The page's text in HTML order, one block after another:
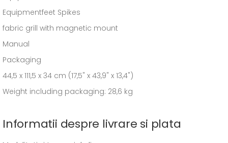
Equipmentfeet Spikes
fabric grill with magnetic mount
Manual
Packaging
44,5 x 111,5 x 34 cm (17,5" x 43,9" x 13,4")
Weight including packaging: 28,6 kg
Informatii despre livrare si plata